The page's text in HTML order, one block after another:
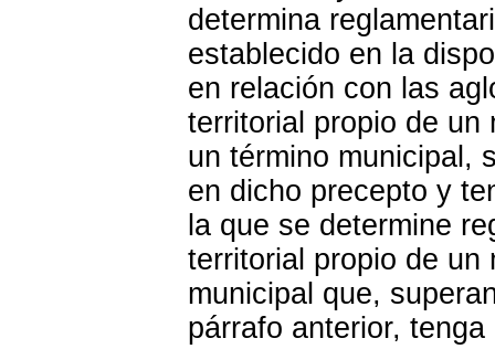
determina
establecido en la
en relación con las
territorial propio de un
un término municipal,
en dicho precepto y
la que se determine
territorial propio de un
municipal que,
párrafo anterior,